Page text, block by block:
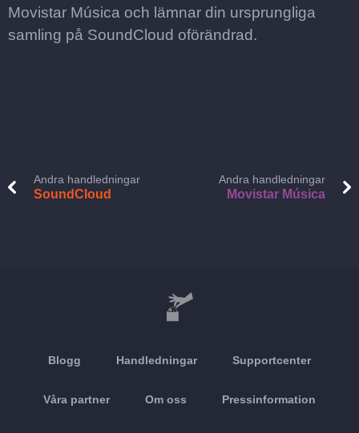
Movistar Música och lämnar din ursprungliga
samling på SoundCloud oförändrad.
Andra handledningar
SoundCloud
Andra handledningar
Movistar Música
Blogg Handledningar Supportcenter
Våra partner Om oss Pressinformation